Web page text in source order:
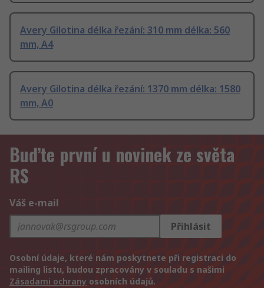
Avery Gilotina délka řezání: 310 mm délka: 560
mm, A4
Avery Gilotina délka řezání: 1370 mm délka: 1580
mm, A0
Buďte první u novinek ze světa
RS
Váš e-mail
Přihlásit
Osobní údaje, které nám poskytnete při registraci do
mailing listu, budou zpracovány v souladu s našimi
Zásadami ochrany osobních údajů.